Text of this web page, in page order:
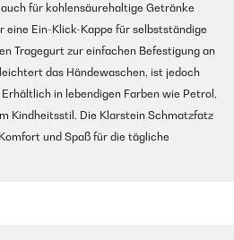
für kohlensäurehaltige Getränke
eine Ein-Klick-Kappe für selbstständige
Tragegurt zur einfachen Befestigung an
das Händewaschen, ist jedoch
in lebendigen Farben wie Petrol,
Kindheitsstil. Die Klarstein Schmatzfatz
und Spaß für die tägliche